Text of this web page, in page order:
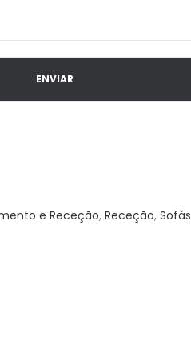
e Receção, Receção, Sofás